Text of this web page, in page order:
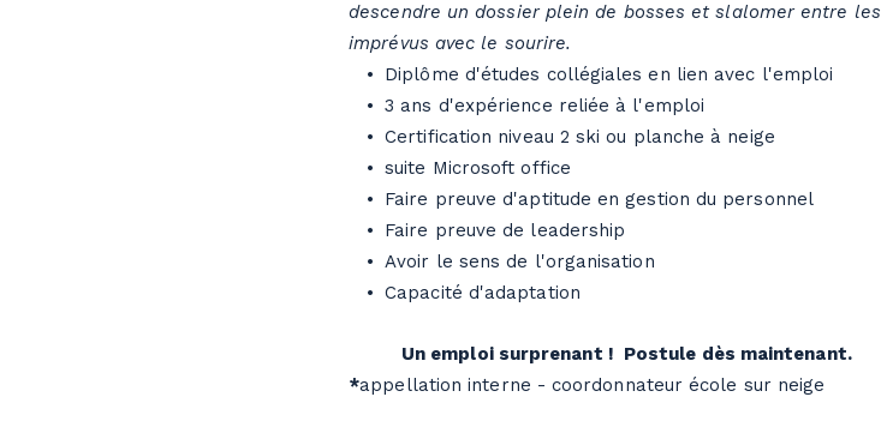
descendre un dossier plein de bosses et slalomer entre les
imprévus avec le sourire.
Diplôme d'études collégiales en lien avec l'emploi
3 ans d'expérience reliée à l'emploi
Certification niveau 2 ski ou planche à neige
suite Microsoft office
Faire preuve d'aptitude en gestion du personnel
Faire preuve de leadership
Avoir le sens de l'organisation
Capacité d'adaptation
Un emploi surprenant ! Postule dès maintenant.
*appellation interne - coordonnateur école sur neige